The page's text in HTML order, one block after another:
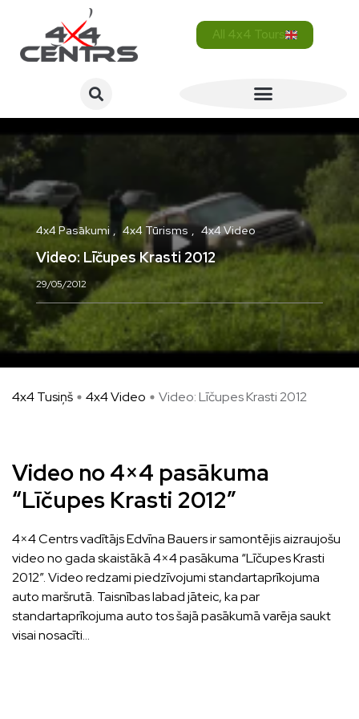
All 4x4 Tours
4x4 Pasākumi 4x4 Tūrisms 4x4 Video
Video: Līčupes Krasti 2012
29/05/2012
4x4 Tusiņš 4x4 Video Video: Līčupes Krasti 2012
Video no 4×4 pasākuma
“Līčupes Krasti 2012”
4×4 Centrs vadītājs Edvīna Bauers ir samontējis aizraujošu
video no gada skaistākā 4×4 pasākuma “Līčupes Krasti
2012”. Video redzami piedzīvojumi standartaprīkojuma
auto maršrutā. Taisnības labad jāteic, ka par
standartaprīkojuma auto tos šajā pasākumā varēja saukt
visai nosacīti…